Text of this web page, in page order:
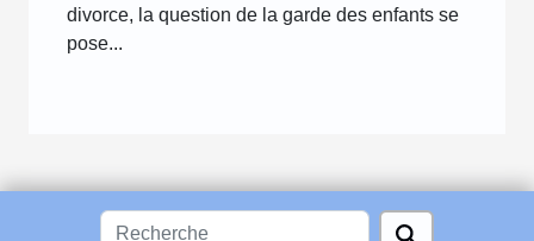
divorce, la question de la garde des enfants se
pose...